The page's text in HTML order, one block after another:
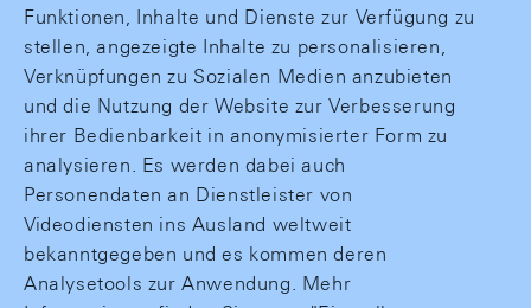
Funktionen, Inhalte und Dienste zur Verfügung zu
stellen, angezeigte Inhalte zu personalisieren,
Verknüpfungen zu Sozialen Medien anzubieten
und die Nutzung der Website zur Verbesserung
ihrer Bedienbarkeit in anonymisierter Form zu
analysieren. Es werden dabei auch
Personendaten an Dienstleister von
Videodiensten ins Ausland weltweit
bekanntgegeben und es kommen deren
Analysetools zur Anwendung. Mehr